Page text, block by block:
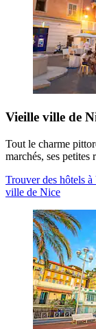
Vieille ville de
Tout le charme
marchés, ses petites
Trouver des hôtels
ville de Nice